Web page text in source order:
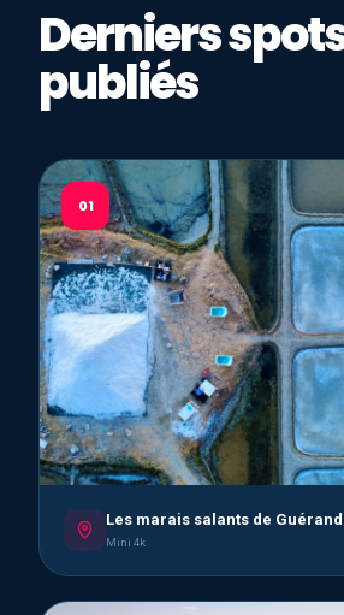
Derniers
publiés
01
Les marais salants de
Mini 4k